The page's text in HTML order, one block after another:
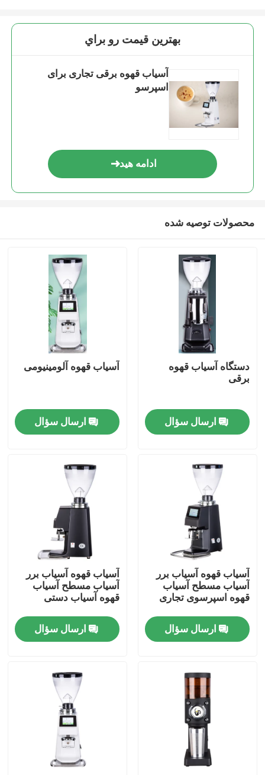
صفحه اصلی
محصولات
نمایش VR
درباره ما
تور کارخانه
کنترل کیفیت
آسیاب دانه قهوه
آسیاب قهوه Burr
بهترين قيمت رو براي
آسیاب قهوه برقی تجاری برای
اسپرسو
ادامه هید
محصولات توصیه شده
دستگاه آسیاب قهوه
برقی
ارسال سؤال
آسیاب قهوه آلومینیومی
ارسال سؤال
آسیاب قهوه آسیاب برر
آسیاب مسطح آسیاب
قهوه اسپرسوی تجاری
ارسال سؤال
آسیاب قهوه آسیاب برر
آسیاب مسطح آسیاب
قهوه آسیاب دستی
ارسال سؤال